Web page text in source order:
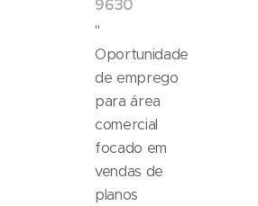
9630
"
Oportunidade
de emprego
para área
comercial
focado em
vendas de
planos